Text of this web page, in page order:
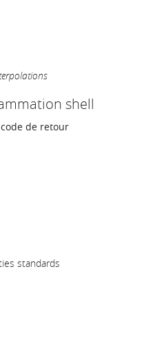
shell
de retour
standards